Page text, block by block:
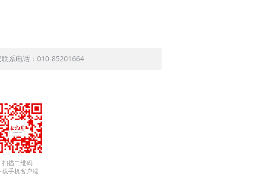
系电话：010-85201664
扫描二维码
载手机客户端